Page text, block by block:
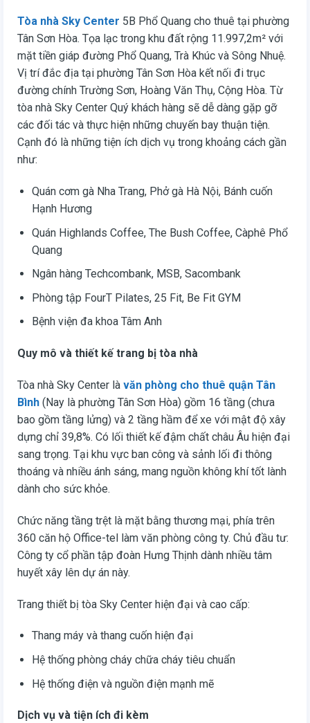
Tòa nhà Sky Center 5B Phổ Quang cho thuê tại phường
Tân Sơn Hòa. Tọa lạc trong khu đất rộng 11.997,2m² với
mặt tiền giáp đường Phổ Quang, Trà Khúc và Sông Nhuệ.
Vị trí đắc địa tại phường Tân Sơn Hòa kết nối đi trục
đường chính Trường Sơn, Hoàng Văn Thụ, Cộng Hòa. Từ
tòa nhà Sky Center Quý khách hàng sẽ dễ dàng gặp gỡ
các đối tác và thực hiện những chuyến bay thuận tiện.
Cạnh đó là những tiện ích dịch vụ trong khoảng cách gần
như:
Quán cơm gà Nha Trang, Phở gà Hà Nội, Bánh cuốn
Hạnh Hương
Quán Highlands Coffee, The Bush Coffee, Càphê Phổ
Quang
Ngân hàng Techcombank, MSB, Sacombank
Phòng tập FourT Pilates, 25 Fit, Be Fit GYM
Bệnh viện đa khoa Tâm Anh
Quy mô và thiết kế trang bị tòa nhà
Tòa nhà Sky Center là văn phòng cho thuê quận Tân
Bình (Nay là phường Tân Sơn Hòa) gồm 16 tầng (chưa
bao gồm tầng lửng) và 2 tầng hầm để xe với mật độ xây
dựng chỉ 39,8%. Có lối thiết kế đậm chất châu Âu hiện đại
sang trọng. Tại khu vực ban công và sảnh lối đi thông
thoáng và nhiều ánh sáng, mang nguồn không khí tốt lành
dành cho sức khỏe.
Chức năng tầng trệt là mặt bằng thương mại, phía trên
360 căn hộ Office-tel làm văn phòng công ty. Chủ đầu tư:
Công ty cổ phần tập đoàn Hưng Thịnh dành nhiều tâm
huyết xây lên dự án này.
Trang thiết bị tòa Sky Center hiện đại và cao cấp:
Thang máy và thang cuốn hiện đại
Hệ thống phòng cháy chữa cháy tiêu chuẩn
Hệ thống điện và nguồn điện mạnh mẽ
Dịch vụ và tiện ích đi kèm